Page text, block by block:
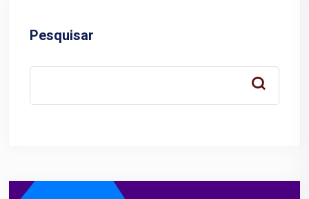
Pesquisar